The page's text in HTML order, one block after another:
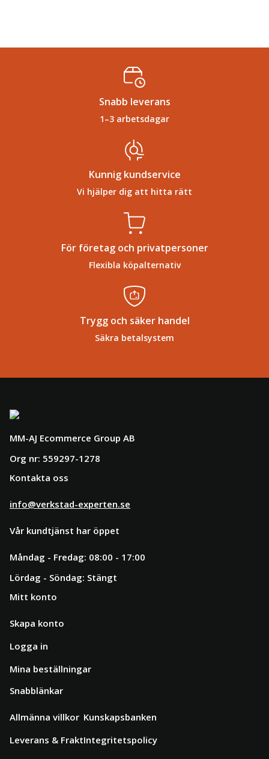
Snabb leverans
1–3 arbetsdagar
Kunnig kundservice
Vi hjälper dig att hitta rätt
För företag och privatpersoner
Flexibla köpalternativ
Trygg och säker handel
Säkra betalsystem
MM-AJ Ecommerce Group AB
Org nr: 559297-1278
Kontakta oss
info@verkstad-experten.se
Vår kundtjänst har öppet
Måndag - Fredag: 08:00 - 17:00
Lördag - Söndag: Stängt
Mitt konto
Skapa konto
Logga in
Mina beställningar
Snabblänkar
Allmänna villkor
Leverans & Frakt
Kunskapsbanken
Integritetspolicy